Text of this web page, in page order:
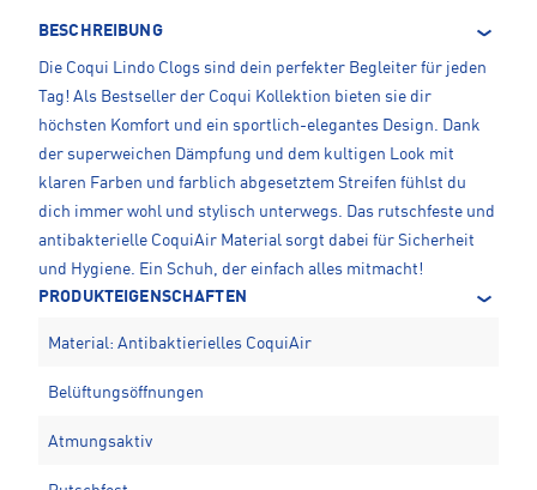
BESCHREIBUNG
Die Coqui Lindo Clogs sind dein perfekter Begleiter für jeden
Tag! Als Bestseller der Coqui Kollektion bieten sie dir
höchsten Komfort und ein sportlich-elegantes Design. Dank
der superweichen Dämpfung und dem kultigen Look mit
klaren Farben und farblich abgesetztem Streifen fühlst du
dich immer wohl und stylisch unterwegs. Das rutschfeste und
antibakterielle CoquiAir Material sorgt dabei für Sicherheit
und Hygiene. Ein Schuh, der einfach alles mitmacht!
PRODUKTEIGENSCHAFTEN
Material: Antibaktierielles CoquiAir
Belüftungsöffnungen
Atmungsaktiv